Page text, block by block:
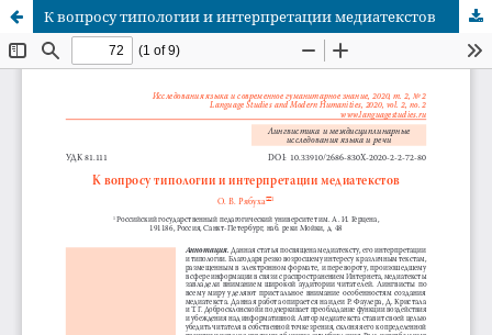
К вопросу типологии и интерпретации медиатекстов